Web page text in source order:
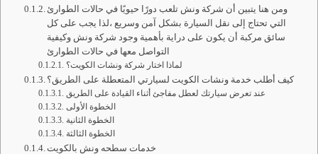
ومن هنا يتبين أن شركة ونش تلعب دورًا حيويًا في حالات الطوارئ
التي تحتاج إلى نقل السيارة بشكل آمن وسريع ،لذا يجب على كل
سائق مركبة أن يكون على دراية بأهمية وجود شركة ونش وكيفية
التواصل معها في حالات الطوارئ
لماذا اختار شركة ونشات الكويت؟
كيف أطلب خدمة ونشات الكويت لسيارتي المتعطلة على الطريق؟
عند تعرض سيارتك لعطل مفاجئ أثناء القيادة على الطريق
الخطوة الأولى
الخطوة الثانية
الخطوة الثالثة
خدمات سطحه ونش بالكويت